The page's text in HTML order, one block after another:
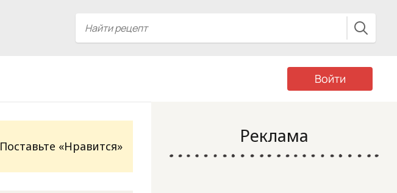
Войти
Поставьте «Нравится» Реклама